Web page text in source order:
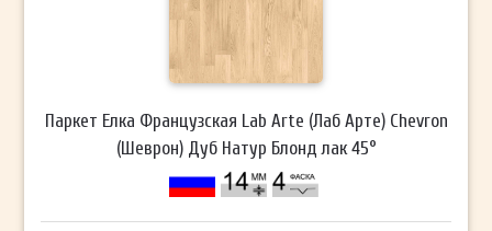
Паркет Елка Французская Lab Arte (Лаб Арте) Chevron
(Шеврон) Дуб Натур Блонд лак 45°